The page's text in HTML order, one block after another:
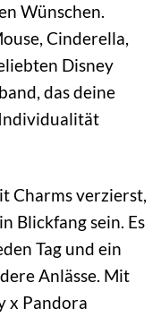
Wünschen.
Cinderella,
Disney
das deine
Charms verzierst,
Blickfang sein. Es
Tag und ein
Anlässe. Mit
x Pandora